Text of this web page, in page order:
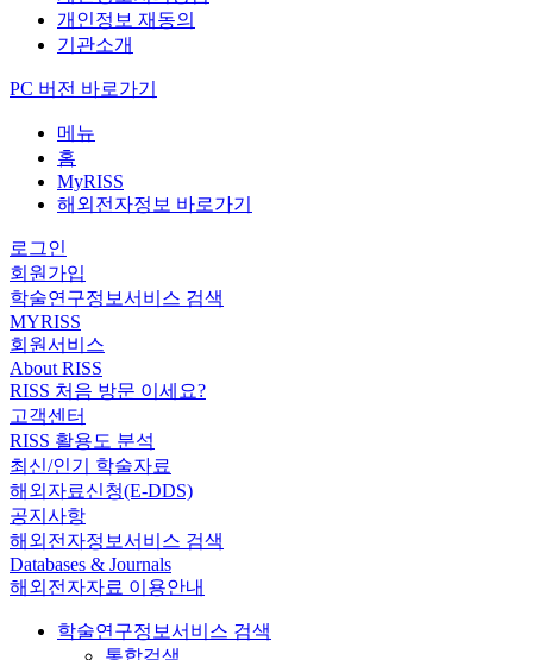
개인정보 재동의
기관소개
PC 버전 바로가기
메뉴
홈
MyRISS
해외전자정보 바로가기
로그인
회원가입
학술연구정보서비스 검색
MYRISS
회원서비스
About RISS
RISS 처음 방문 이세요?
고객센터
RISS 활용도 분석
최신/인기 학술자료
해외자료신청(E-DDS)
공지사항
해외전자정보서비스 검색
Databases & Journals
해외전자자료 이용안내
학술연구정보서비스 검색
통합검색